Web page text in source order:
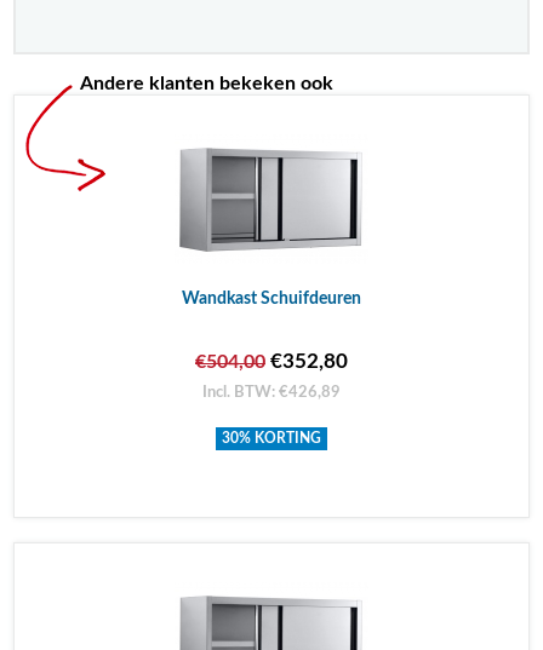
Andere klanten bekeken ook
Wandkast Schuifdeuren
€504,00 €352,80
Incl. BTW: €426,89
30% KORTING